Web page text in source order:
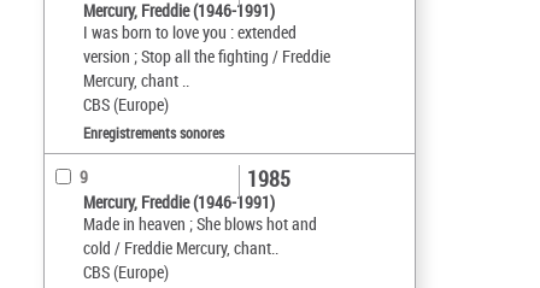
Mercury, Freddie (1946-1991)
I was born to love you : extended
version ; Stop all the fighting / Freddie
Mercury, chant ..
CBS (Europe)
Enregistrements sonores
9
Mercury, Freddie (1946-1991)
Made in heaven ; She blows hot and
cold / Freddie Mercury, chant..
CBS (Europe)
1985